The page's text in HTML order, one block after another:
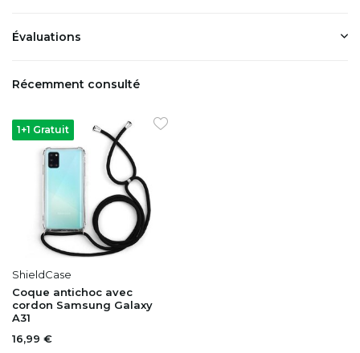
Évaluations
Récemment consulté
1+1 Gratuit
ShieldCase
Coque antichoc avec
cordon Samsung Galaxy
A31
16,99 €